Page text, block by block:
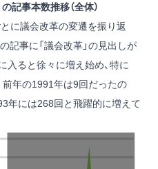
記事本数推移（全体）
に議会改革の変遷を振り返
記事に「議会改革」の見出しが
入ると徐々に増え始め、特に
年の1991年は9回だったの
年には268回と飛躍的に増えて